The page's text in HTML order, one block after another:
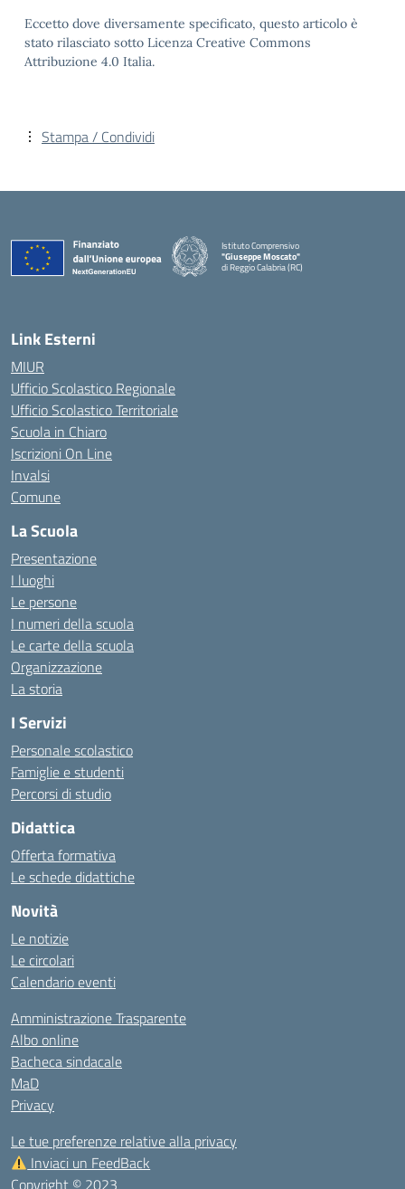
Eccetto dove diversamente specificato, questo articolo è
stato rilasciato sotto Licenza Creative Commons
Attribuzione 4.0 Italia.
Stampa / Condividi
Istituto Comprensivo
"Giuseppe Moscato"
di Reggio Calabria (RC)
— Visita la pagina iniziale della scuola
Link Esterni
MIUR
Ufficio Scolastico Regionale
Ufficio Scolastico Territoriale
Scuola in Chiaro
Iscrizioni On Line
Invalsi
Comune
La Scuola
Presentazione
I luoghi
Le persone
I numeri della scuola
Le carte della scuola
Organizzazione
La storia
I Servizi
Personale scolastico
Famiglie e studenti
Percorsi di studio
Didattica
Offerta formativa
Le schede didattiche
Novità
Le notizie
Le circolari
Calendario eventi
Amministrazione Trasparente
Albo online
Bacheca sindacale
MaD
Privacy
Le tue preferenze relative alla privacy
Inviaci un FeedBack
Copyright © 2023